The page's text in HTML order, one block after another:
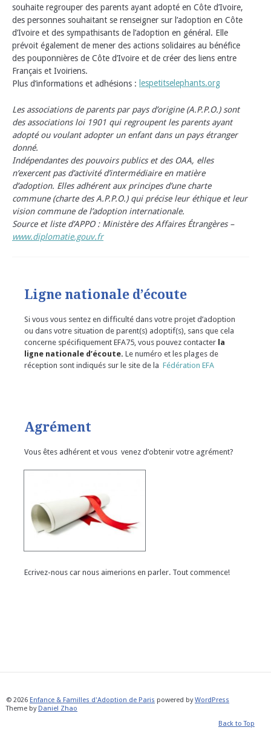
souhaite regrouper des parents ayant adopté en Côte d’Ivoire,
des personnes souhaitant se renseigner sur l’adoption en Côte
d’Ivoire et des sympathisants de l’adoption en général. Elle
prévoit également de mener des actions solidaires au bénéfice
des pouponnières de Côte d’Ivoire et de créer des liens entre
Français et Ivoiriens.
Plus d’informations et adhésions : lespetitselephants.org
Les associations de parents par pays d’origine (A.P.P.O.) sont
des associations loi 1901 qui regroupent les parents ayant
adopté ou voulant adopter un enfant dans un pays étranger
donné.
Indépendantes des pouvoirs publics et des OAA, elles
n’exercent pas d’activité d’intermédiaire en matière
d’adoption. Elles adhérent aux principes d’une charte
commune (charte des A.P.P.O.) qui précise leur éthique et leur
vision commune de l’adoption internationale.
Source et liste d’APPO : Ministère des Affaires Étrangères –
www.diplomatie.gouv.fr
Ligne nationale d’écoute
Si vous vous sentez en difficulté dans votre projet d’adoption
ou dans votre situation de parent(s) adoptif(s), sans que cela
concerne spécifiquement EFA75, vous pouvez contacter la
ligne nationale d’écoute. Le numéro et les plages de
réception sont indiqués sur le site de la Fédération EFA
Agrément
Vous êtes adhérent et vous venez d’obtenir votre agrément?
Ecrivez-nous car nous aimerions en parler. Tout commence!
© 2026 Enfance & Familles d'Adoption de Paris powered byWordPress
Theme by Daniel Zhao
Back to Top